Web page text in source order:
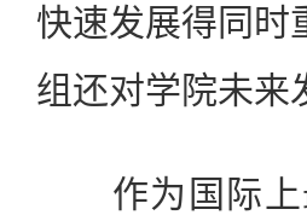
快速发展得同时
组还对学院未来
作为国际上